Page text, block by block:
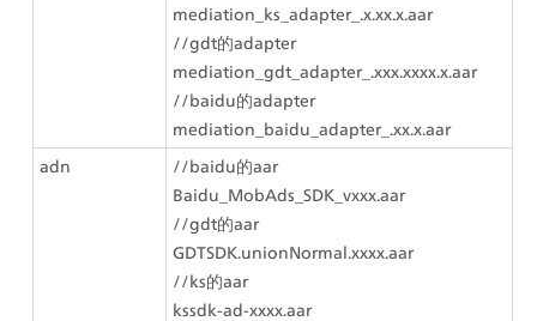
mediation_ks_adapter_.x.xx.x.aar
//gdt的adapter
mediation_gdt_adapter_.xxx.xxxx.x.aar
//baidu的adapter
mediation_baidu_adapter_.xx.x.aar
adn
//baidu的aar
Baidu_MobAds_SDK_vxxx.aar
//gdt的aar
GDTSDK.unionNormal.xxxx.aar
//ks的aar
kssdk-ad-xxxx.aar